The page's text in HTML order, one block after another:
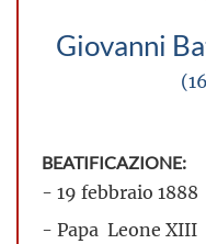
Giovanni
BEATIFICAZIONE:
- 19 febbraio 1888
- Papa Leone XIII